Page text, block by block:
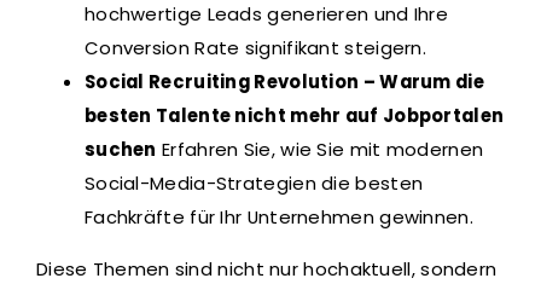
hochwertige Leads generieren und Ihre
Conversion Rate signifikant steigern.
Social Recruiting Revolution – Warum die
besten Talente nicht mehr auf Jobportalen
suchen Erfahren Sie, wie Sie mit modernen
Social-Media-Strategien die besten
Fachkräfte für Ihr Unternehmen gewinnen.
Diese Themen sind nicht nur hochaktuell, sondern